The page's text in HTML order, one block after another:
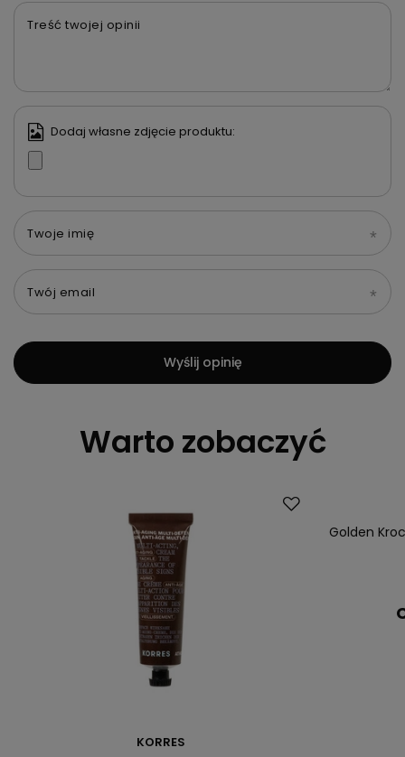
Treść twojej opinii
Dodaj własne zdjęcie produktu:
Twoje imię
Twój email
Wyślij opinię
Warto zobaczyć
KORRES
Polecany
Golden